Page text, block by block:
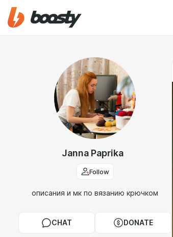
Janna Paprika
Follow
описания и мк по вязанию крючком
CHAT DONATE